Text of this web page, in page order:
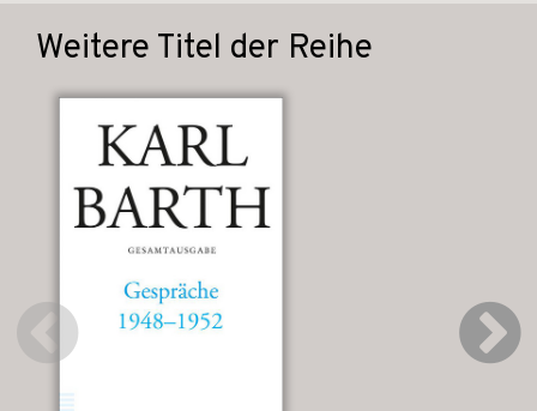
Weitere Titel der Reihe